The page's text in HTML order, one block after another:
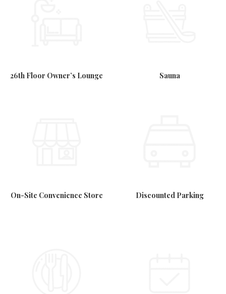
26th Floor Owner’s Lounge Sauna
On-Site Convenience Store Discounted Parking